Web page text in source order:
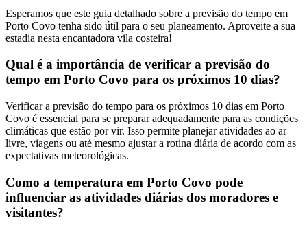
Esperamos que este guia detalhado sobre a previsão do tempo em
Porto Covo tenha sido útil para o seu planeamento. Aproveite a sua
estadia nesta encantadora vila costeira!
Qual é a importância de verificar a previsão do
tempo em Porto Covo para os próximos 10 dias?
Verificar a previsão do tempo para os próximos 10 dias em Porto
Covo é essencial para se preparar adequadamente para as condições
climáticas que estão por vir. Isso permite planejar atividades ao ar
livre, viagens ou até mesmo ajustar a rotina diária de acordo com as
expectativas meteorológicas.
Como a temperatura em Porto Covo pode
influenciar as atividades diárias dos moradores e
visitantes?